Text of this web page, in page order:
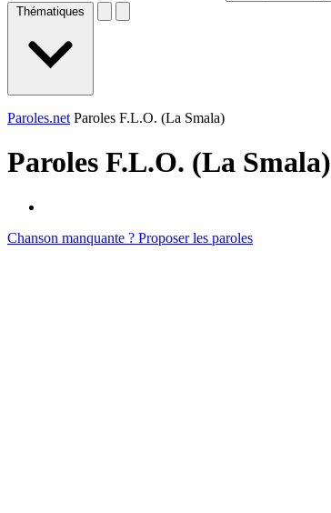
Thématiques
Paroles.net Paroles F.L.O. (La Smala)
Paroles F.L.O. (La Smala)
Chanson manquante ? Proposer les paroles